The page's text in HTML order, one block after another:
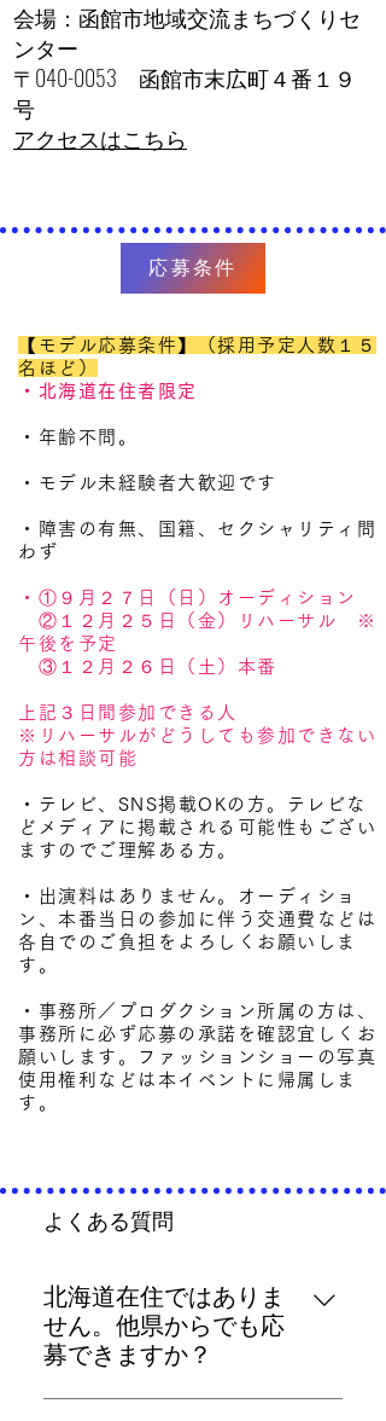
会場：函館市地域交流まちづくりセ
ンター
〒040-0053 函館市末広町４番１９
号
アクセスはこちら
応募条件
【モデル応募条件】（採用予定人数１５
名ほど）
・北海道在住者限定
・年齢不問。
・モデル未経験者大歓迎です
・障害の有無、国籍、セクシャリティ問
わず
・①９月２７日（日）オーディション
②１２月２５日（金）リハーサル ※
午後を予定
③１２月２６日（土）本番
上記３日間参加できる人
※リハーサルがどうしても参加できない
方は相談可能
・テレビ、SNS掲載OKの方。テレビな
どメディアに掲載される可能性もござい
ますのでご理解ある方。
・出演料はありません。オーディショ
ン、本番当日の参加に伴う交通費などは
各自でのご負担をよろしくお願いしま
す。
・事務所／プロダクション所属の方は、
事務所に必ず応募の承諾を確認宜しくお
願いします。ファッションショーの写真
使用権利などは本イベントに帰属しま
す。
よくある質問
北海道在住ではありま
せん。他県からでも応
募できますか？
申し訳ありません。函館コレクシ